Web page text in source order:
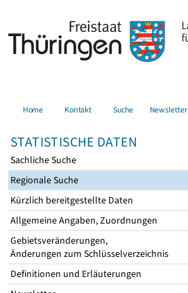
Home Kontakt Suche Newsletter
STATISTISCHE DATEN
Sachliche Suche
Regionale Suche
Kürzlich bereitgestellte Daten
Allgemeine Angaben, Zuordnungen
Gebietsveränderungen,
Änderungen zum Schlüsselverzeichnis
Definitionen und Erläuterungen